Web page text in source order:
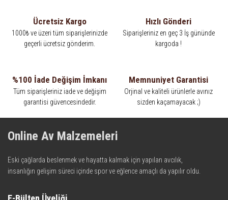
Ücretsiz Kargo
1000₺ ve üzeri tüm siparişlerinizde
geçerli ücretsiz gönderim.
Hızlı Gönderi
Siparişleriniz en geç 3 İş gününde
kargoda !
%100 İade Değişim İmkanı
Tüm siparişleriniz iade ve değişim
garantisi güvencesindedir.
Memnuniyet Garantisi
Orjinal ve kaliteli ürünlerle avınız
sizden kaçamayacak ;)
Online Av Malzemeleri
Eski çağlarda beslenmek ve hayatta kalmak için yapılan avcılık,
insanlığın gelişim süreci içinde spor ve eğlence amaçlı da yapılır oldu.
teknolojinin dokunuşuyla av malzemelerinde en iyisini meydana